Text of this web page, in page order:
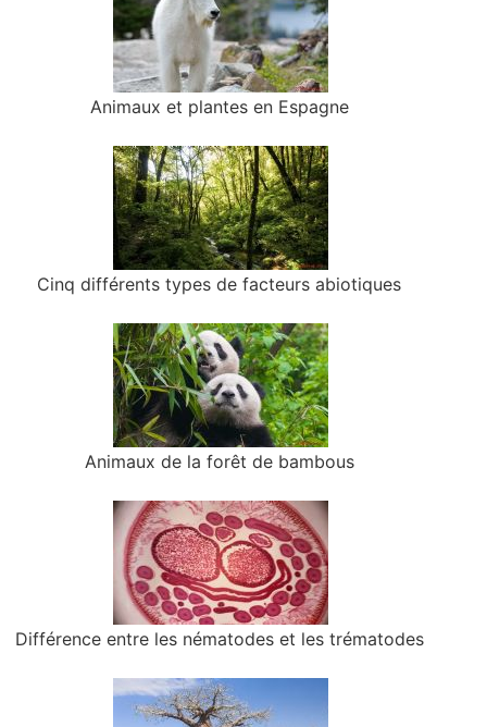
Animaux et plantes en Espagne
Cinq différents types de facteurs abiotiques
Animaux de la forêt de bambous
Différence entre les nématodes et les trématodes